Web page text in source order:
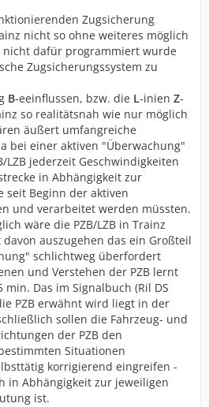
Zugsicherung
nicht so ohne weiteres möglich
dafür programmiert wurde
Zugsicherungssystem zu
B-eeinflussen, bzw. die L-inien Z-
so realitätsnah wie nur möglich
äußert umfangreiche
bei einer aktiven "Überwachung"
LZB jederzeit Geschwindigkeiten
in Abhängigkeit zur
seit Beginn der aktiven
und verarbeitet werden müssten.
wäre die PZB/LZB in Trainz
auszugehen das ein Großteil
schlichtweg überfordert
und Verstehen der PZB lernt
Das im Signalbuch (Ril DS
PZB erwähnt wird liegt in der
sollen die Fahrzeug- und
der PZB den
Situationen
korrigierend eingreifen -
in Abhängigkeit zur jeweiligen
ist.